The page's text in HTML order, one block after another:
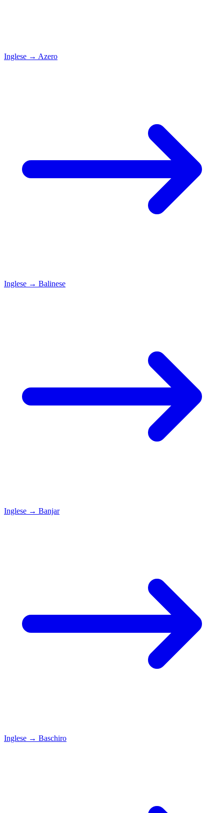
Inglese → Azero
Inglese → Balinese
Inglese → Banjar
Inglese → Baschiro